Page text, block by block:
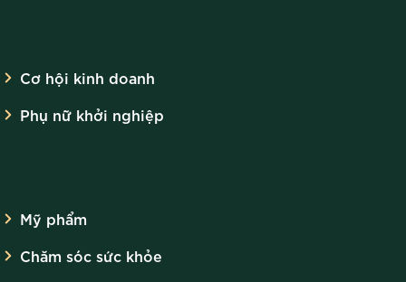
Cơ hội kinh doanh
Phụ nữ khởi nghiệp
Mỹ phẩm
Chăm sóc sức khỏe